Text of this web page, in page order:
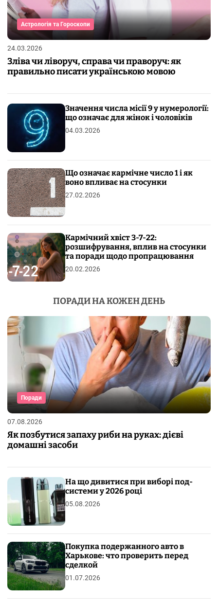
Астрологія та Гороскопи
24.03.2026
Зліва чи ліворуч, справа чи праворуч: як
правильно писати українською мовою
Значення числа місії 9 у нумерології:
що означає для жінок і чоловіків
04.03.2026
Що означає кармічне число 1 і як
воно впливає на стосунки
27.02.2026
Кармічний хвіст 3-7-22:
розшифрування, вплив на стосунки
та поради щодо пропрацювання
20.02.2026
ПОРАДИ НА КОЖЕН ДЕНЬ
Поради
07.08.2026
Як позбутися запаху риби на руках: дієві
домашні засоби
На що дивитися при виборі под-
системи у 2026 році
05.08.2026
Покупка подержанного авто в
Харькове: что проверить перед
сделкой
01.07.2026